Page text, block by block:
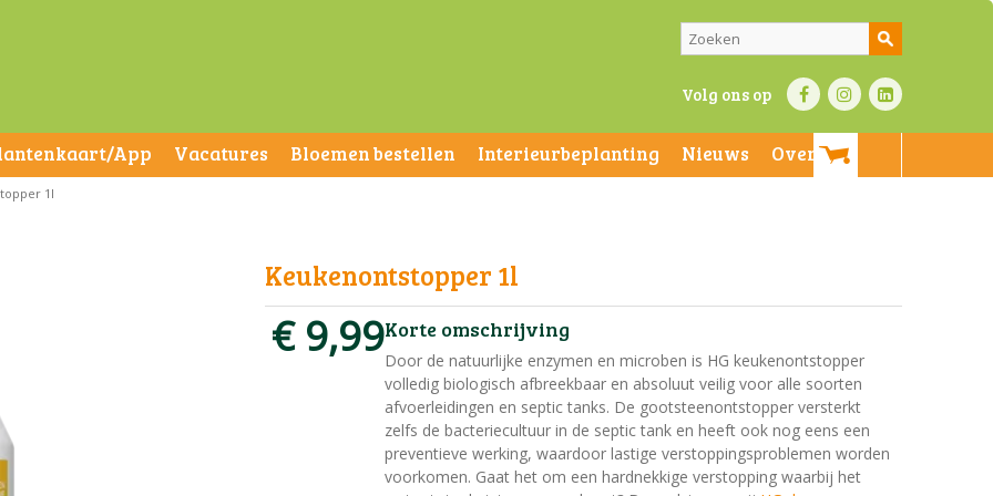
Volg ons op
App Vacatures Bloemen bestellen Interieurbeplanting Nieuws
Over ons
1l
Keukenontstopper 1l
€ 9,99Korte omschrijving
Door de natuurlijke enzymen en microben is HG keukenontstopper
volledig biologisch afbreekbaar en absoluut veilig voor alle soorten
afvoerleidingen en septic tanks. De gootsteenontstopper versterkt
zelfs de bacteriecultuur in de septic tank en heeft ook nog eens een
preventieve werking, waardoor lastige verstoppingsproblemen worden
voorkomen. Gaat het om een hardnekkige verstopping waarbij het